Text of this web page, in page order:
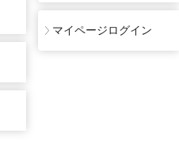
マイページログイン